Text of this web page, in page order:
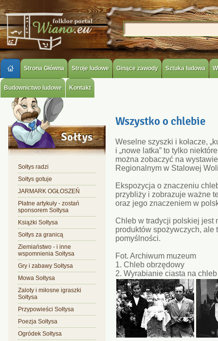
Strona Główna Stroje ludowe Ginące zawody Sztuka ludowa
Budownictwo ludowe Kontakt
Sołtys radzi
Sołtys gotuje
JARMARK OGŁOSZEŃ
Płatne artykuły - zostań
sponsorem Sołtysa
Książki Sołtysa
Sołtys za granicą
Ziemiaństwo - i inne
wspomnienia Sołtysa
Gry i zabawy Sołtysa
Mowa Sołtysa
Zaloty i miłosne igraszki
Sołtysa
Przypowieści Sołtysa
Poezja Sołtysa
Ogródek Sołtysa
Wszystko o chlebie
Weselne szyszki i kołacze,
i „nowe latka” to tylko
można zobaczyć na
Regionalnym w Stalowej
Ekspozycja o znaczeniu
przybliży i zobrazuje ważne
oraz jego znaczeniem w
Chleb w tradycji polskiej jest
produktów spożywczych, ale
pomyślności.
Fot. Archiwum muzeum
1. Chleb obrzędowy
2. Wyrabianie ciasta na